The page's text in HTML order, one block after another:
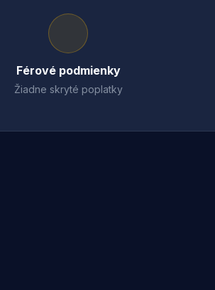
Férové podmienky
Žiadne skryté poplatky